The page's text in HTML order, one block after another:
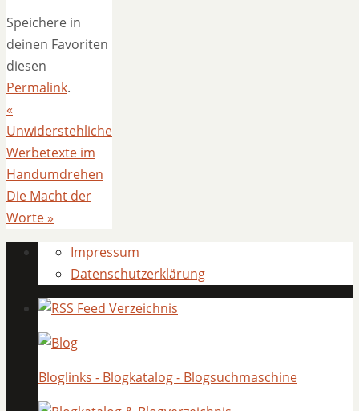
Speichere in
deinen Favoriten
diesen
Permalink.
«
Unwiderstehliche
Werbetexte im
Handumdrehen
Die Macht der
Worte»
Impressum
Datenschutzerklärung
Bloglinks - Blogkatalog - Blogsuchmaschine